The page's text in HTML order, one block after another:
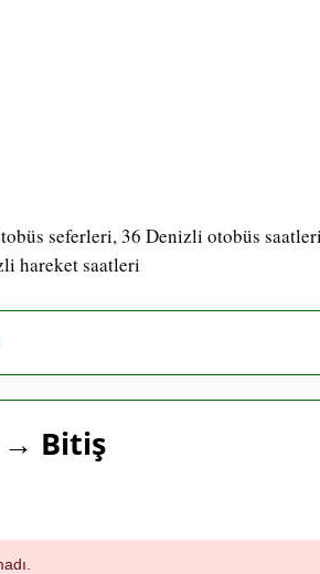
seferleri, 36 Denizli otobüs
hareket saatleri
→ Bitiş